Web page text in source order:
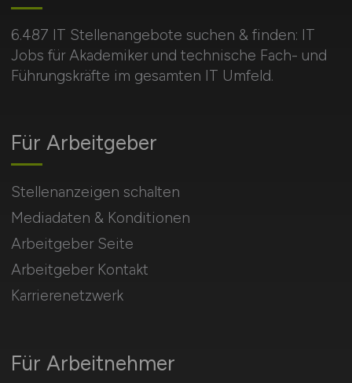
6.487 IT Stellenangebote suchen & finden: IT
Jobs für Akademiker und technische Fach- und
Führungskräfte im gesamten IT Umfeld.
Für Arbeitnehmer
Für Arbeitgeber
Stellenanzeigen schalten
Mediadaten & Konditionen
Arbeitgeber Seite
Arbeitgeber Kontakt
Karrierenetzwerk